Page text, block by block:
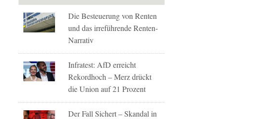
Die Besteuerung von Renten
und das irreführende Renten-
Narrativ
Infratest: AfD erreicht
Rekordhoch – Merz drückt
die Union auf 21 Prozent
Der Fall Sichert – Skandal in